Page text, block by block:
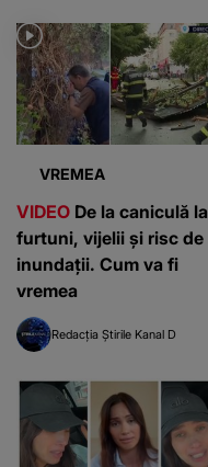
VREMEA
VIDEO De la caniculă la
furtuni, vijelii și risc de
inundații. Cum va fi
vremea
Redacția Știrile Kanal D